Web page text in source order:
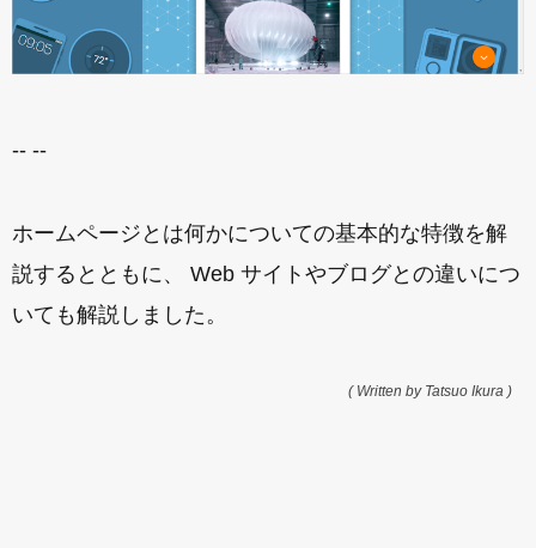
-- --
ホームページとは何かについての基本的な特徴を解
説するとともに、 Web サイトやブログとの違いにつ
いても解説しました。
( Written by Tatsuo Ikura )